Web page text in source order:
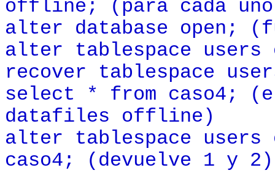
offline; (para cada
alter database open;
alter tablespace
recover tablespace
select * from caso4;
datafiles offline)
alter tablespace
caso4; (devuelve 1 y 2)